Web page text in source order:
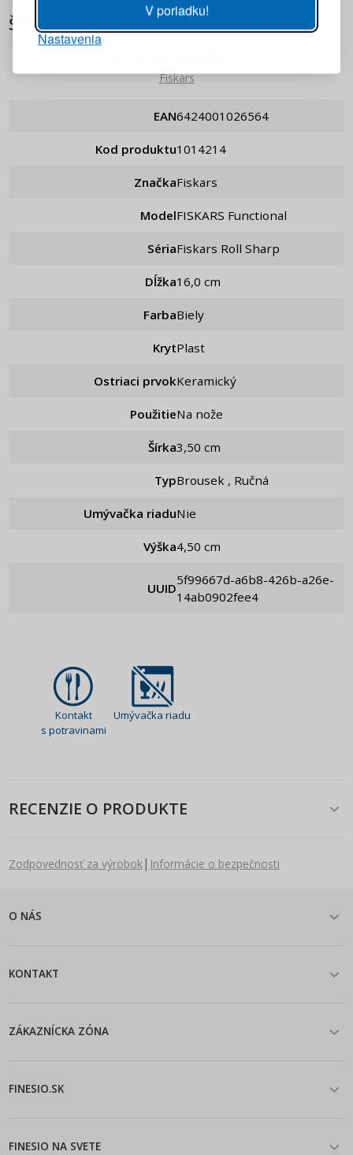
V poriadku!
Nastavenia
ŠPECIFIKÁCIA
Fiskars
EAN 6424001026564
Kod produktu 1014214
Značka Fiskars
Model FISKARS Functional
Séria Fiskars Roll Sharp
Dĺžka 16,0 cm
Farba Biely
Kryt Plast
Ostriaci prvok Keramický
Použitie Na nože
Šírka 3,50 cm
Typ Brousek , Ručná
Umývačka riadu Nie
Výška 4,50 cm
UUID
5f99667d-a6b8-426b-a26e-
14ab0902fee4
Kontakt
s potravinami
Umývačka riadu
RECENZIE O PRODUKTE
Zodpovednosť za výrobok| Informácie o bezpečnosti
O NÁS
KONTAKT
ZÁKAZNÍCKA ZÓNA
FINESIO.SK
FINESIO NA SVETE
PRIHLÁSIŤ SA
Pripomenutie hesla